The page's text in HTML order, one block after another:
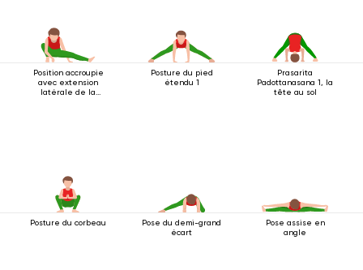
Position accroupie
avec extension
latérale de la
Posture du pied
étendu 1
Prasarita
Padottanasana 1, la
tête au sol
Posture du corbeau
Pose du demi-grand
écart
Pose assise en
angle